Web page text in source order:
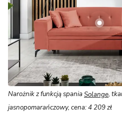
Narożnik z funkcją spaniaSolange,
jasnopomarańczowy, cena: 4 209 zł